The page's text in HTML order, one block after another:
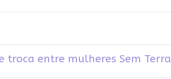
troca entre mulheres Sem Terra